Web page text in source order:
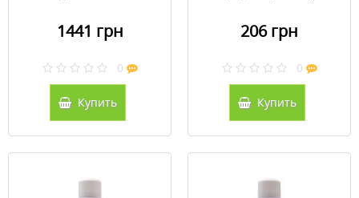
1441 грн
0
Купить
206 грн
0
Купить